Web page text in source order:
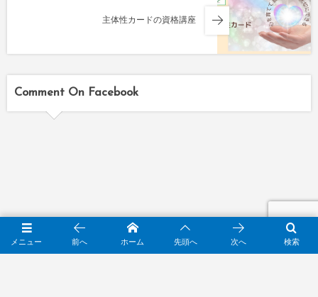
主体性カードの資格講座
Comment On Facebook
HOME SPトランプについて , … SPトランプ活用事例 その8
メニュー 検索
前へ ホーム 先頭へ 次へ